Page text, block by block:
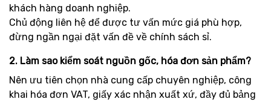
khách hàng doanh nghiệp.
Chủ động liên hệ để được tư vấn mức giá phù hợp,
đừng ngần ngại đặt vấn đề về chính sách sỉ.
2. Làm sao kiểm soát nguồn gốc, hóa đơn sản phẩm?
Nên ưu tiên chọn nhà cung cấp chuyên nghiệp, công
khai hóa đơn VAT, giấy xác nhận xuất xứ, đầy đủ bảng